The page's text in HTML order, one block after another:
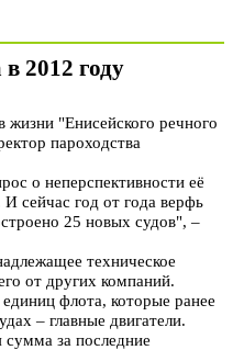
2012 году
"Енисейского речного
пароходства
о неперспективности её
сейчас год от года верфь
25 новых судов", –
техническое
от других компаний.
флота, которые ранее
– главные двигатели.
за последние